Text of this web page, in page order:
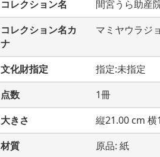
コレクション名
間宮うら助産
コレクション名カ
ナ
マミヤウラジ
文化財指定
指定:未指定
点数
1冊
大きさ
縦21.00 cm
材質
原品: 紙